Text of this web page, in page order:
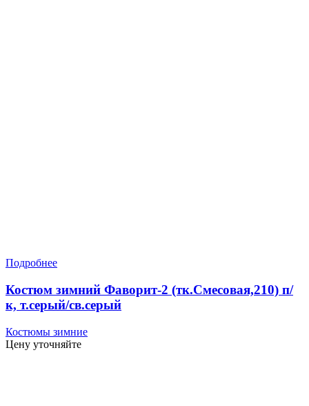
Подробнее
Костюм зимний Фаворит-2 (тк.Смесовая,210) п/
к, т.серый/св.серый
Костюмы зимние
Цену уточняйте